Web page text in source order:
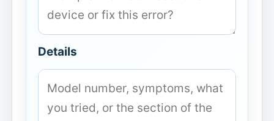
Details